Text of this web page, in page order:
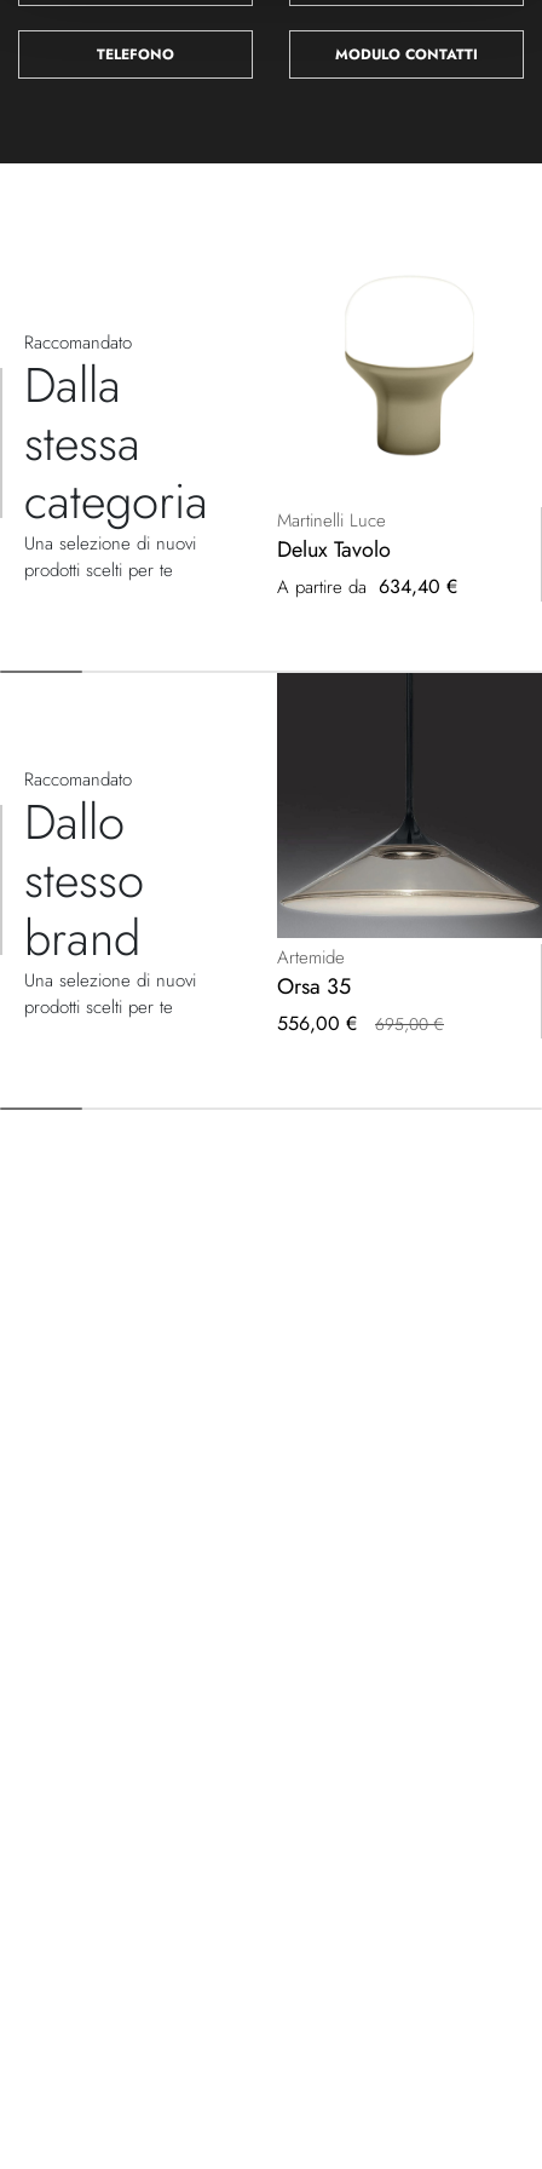
TELEFONO MODULO CONTATTI
Raccomandato
Dalla
stessa
categoria
Una selezione di nuovi
prodotti scelti per te
Martinelli Luce
Delux Tavolo
A partire da 634,40 €
Raccomandato
Dallo
stesso
brand
Una selezione di nuovi
prodotti scelti per te
Artemide
Orsa 35
Prezzo
556,00 € 695,00 €